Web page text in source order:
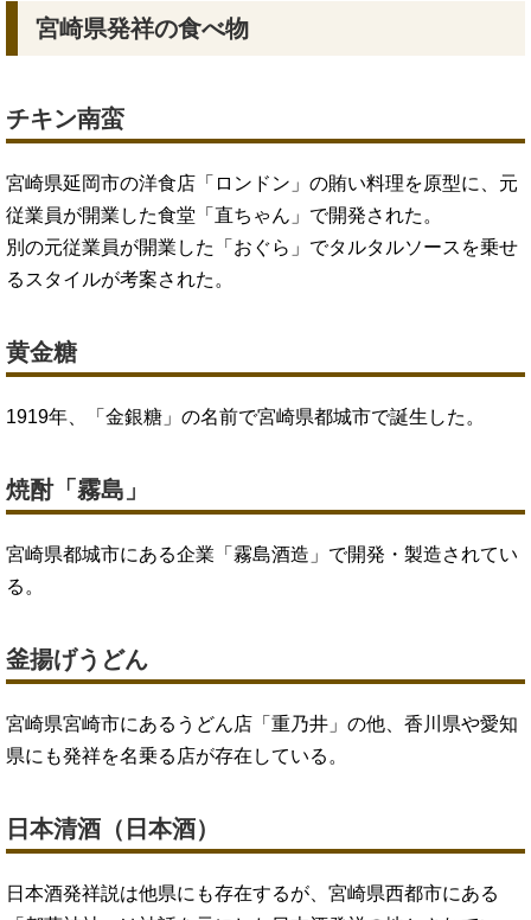
宮崎県発祥の食べ物
チキン南蛮
宮崎県延岡市の洋食店「ロンドン」の賄い料理を原型に、元
従業員が開業した食堂「直ちゃん」で開発された。
別の元従業員が開業した「おぐら」でタルタルソースを乗せ
るスタイルが考案された。
黄金糖
1919年、「金銀糖」の名前で宮崎県都城市で誕生した。
焼酎「霧島」
宮崎県都城市にある企業「霧島酒造」で開発・製造されてい
る。
釜揚げうどん
宮崎県宮崎市にあるうどん店「重乃井」の他、香川県や愛知
県にも発祥を名乗る店が存在している。
日本清酒（日本酒）
日本酒発祥説は他県にも存在するが、宮崎県西都市にある